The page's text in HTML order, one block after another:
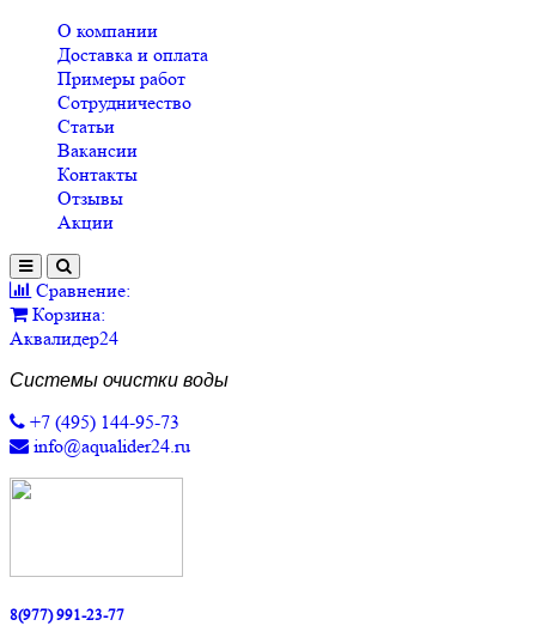
О компании
Доставка и оплата
Примеры работ
Сотрудничество
Статьи
Вакансии
Контакты
Отзывы
Акции
Сравнение:
Корзина:
Аквалидер24
Системы очистки воды
+7 (495) 144-95-73
info@aqualider24.ru
8(977) 991-23-77